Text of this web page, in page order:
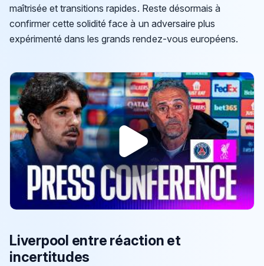
maîtrisée et transitions rapides. Reste désormais à
confirmer cette solidité face à un adversaire plus
expérimenté dans les grands rendez-vous européens.
Liverpool entre réaction et
incertitudes